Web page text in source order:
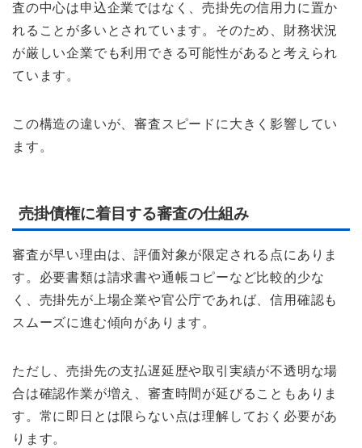
査の中心は申込企業ではなく、売掛先の信用力に置か
れることが多いとされています。そのため、財務状況
が厳しい企業でも利用できる可能性があると考えられ
ています。
この構造の違いが、審査スピードに大きく影響してい
ます。
売掛債権に着目する審査の仕組み
審査が早い理由は、評価対象が限定される点にありま
す。必要書類は請求書や通帳コピーなど比較的少な
く、売掛先が上場企業や官公庁であれば、信用確認も
スムーズに進む傾向があります。
ただし、売掛先の支払遅延歴や取引実績が不透明な場
合は確認作業が増え、審査時間が延びることもありま
す。常に即日とは限らない点は理解しておく必要があ
ります。